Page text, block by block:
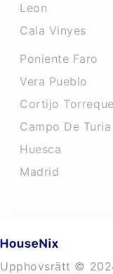
Leon
Cala Vinyes
Poniente Faro
Vera Pueblo
Cortijo
Campo De Turia
Huesca
Madrid
Upphovsrätt ©